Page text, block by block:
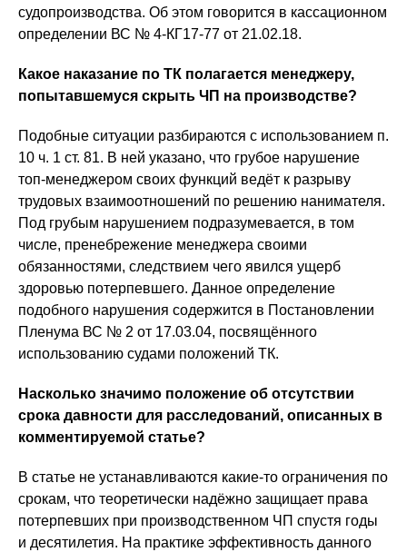
судопроизводства. Об этом говорится в кассационном
определении ВС № 4-КГ17-77 от 21.02.18.
Какое наказание по ТК полагается менеджеру,
попытавшемуся скрыть ЧП на производстве?
Подобные ситуации разбираются с использованием п.
10 ч. 1 ст. 81. В ней указано, что грубое нарушение
топ-менеджером своих функций ведёт к разрыву
трудовых взаимоотношений по решению нанимателя.
Под грубым нарушением подразумевается, в том
числе, пренебрежение менеджера своими
обязанностями, следствием чего явился ущерб
здоровью потерпевшего. Данное определение
подобного нарушения содержится в Постановлении
Пленума ВС № 2 от 17.03.04, посвящённого
использованию судами положений ТК.
Насколько значимо положение об отсутствии
срока давности для расследований, описанных в
комментируемой статье?
В статье не устанавливаются какие-то ограничения по
срокам, что теоретически надёжно защищает права
потерпевших при производственном ЧП спустя годы
и десятилетия. На практике эффективность данного